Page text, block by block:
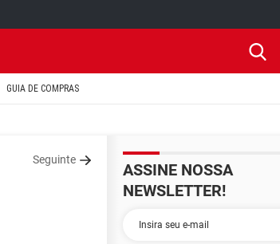
GUIA DE COMPRAS
Seguinte
ASSINE NOSSA
NEWSLETTER!